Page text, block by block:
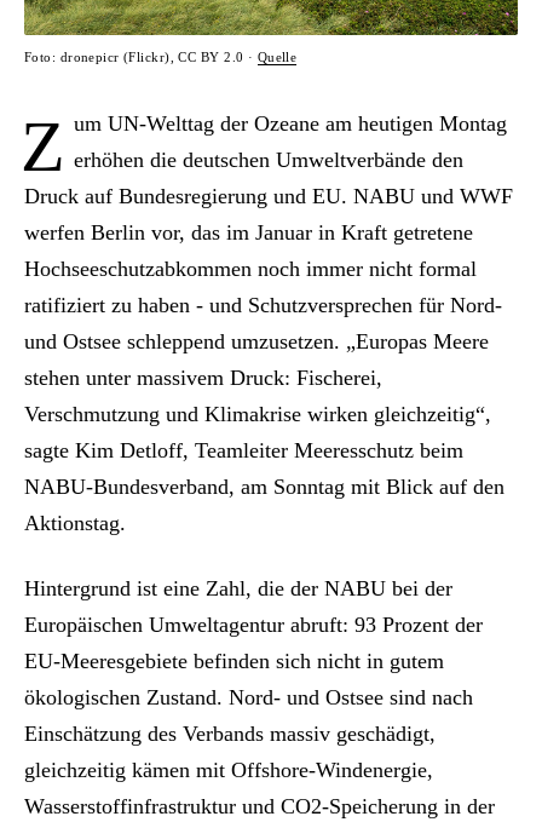
Foto: dronepicr (Flickr), CC BY 2.0 · Quelle
Z um UN-Welttag der Ozeane am heutigen Montag
erhöhen die deutschen Umweltverbände den
Druck auf Bundesregierung und EU. NABU und WWF
werfen Berlin vor, das im Januar in Kraft getretene
Hochseeschutzabkommen noch immer nicht formal
ratifiziert zu haben - und Schutzversprechen für Nord-
und Ostsee schleppend umzusetzen. „Europas Meere
stehen unter massivem Druck: Fischerei,
Verschmutzung und Klimakrise wirken gleichzeitig“,
sagte Kim Detloff, Teamleiter Meeresschutz beim
NABU-Bundesverband, am Sonntag mit Blick auf den
Aktionstag.
Hintergrund ist eine Zahl, die der NABU bei der
Europäischen Umweltagentur abruft: 93 Prozent der
EU-Meeresgebiete befinden sich nicht in gutem
ökologischen Zustand. Nord- und Ostsee sind nach
Einschätzung des Verbands massiv geschädigt,
gleichzeitig kämen mit Offshore-Windenergie,
Wasserstoffinfrastruktur und CO2-Speicherung in der